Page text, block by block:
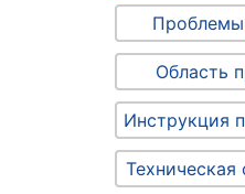
Область
Инструкция